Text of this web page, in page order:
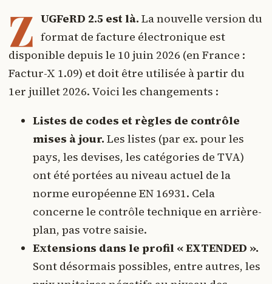
Z UGFeRD 2.5 est là. La nouvelle version du
format de facture électronique est
disponible depuis le 10 juin 2026 (en France :
Factur-X 1.09) et doit être utilisée à partir du
1er juillet 2026. Voici les changements :
Listes de codes et règles de contrôle
mises à jour. Les listes (par ex. pour les
pays, les devises, les catégories de TVA)
ont été portées au niveau actuel de la
norme européenne EN 16931. Cela
concerne le contrôle technique en arrière-
plan, pas votre saisie.
Extensions dans le profil « EXTENDED ».
Sont désormais possibles, entre autres, les